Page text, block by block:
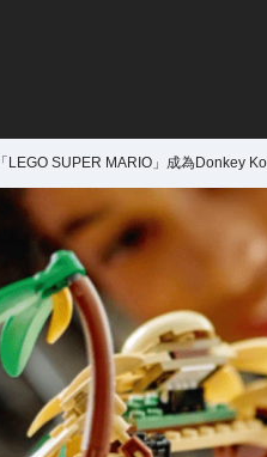
「LEGO SUPER MARIO」成為Donkey